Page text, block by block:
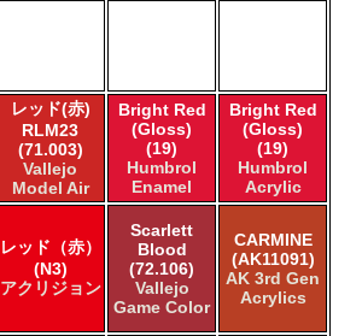
レッド(赤)
RLM23
(71.003)
Vallejo
Model Air
Bright Red
(Gloss)
(19)
Humbrol
Enamel
Bright Red
(Gloss)
(19)
Humbrol
Acrylic
レッド（赤）
(N3)
アクリジョン
Scarlett
Blood
(72.106)
Vallejo
Game Color
CARMINE
(AK11091)
AK 3rd Gen
Acrylics